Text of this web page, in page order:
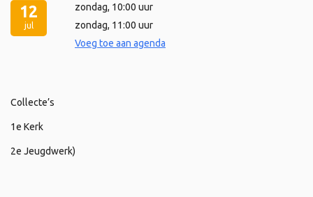
12
jul
zondag, 10:00 uur
zondag, 11:00 uur
Voeg toe aan agenda
Collecte’s
1e Kerk
2e Jeugdwerk)